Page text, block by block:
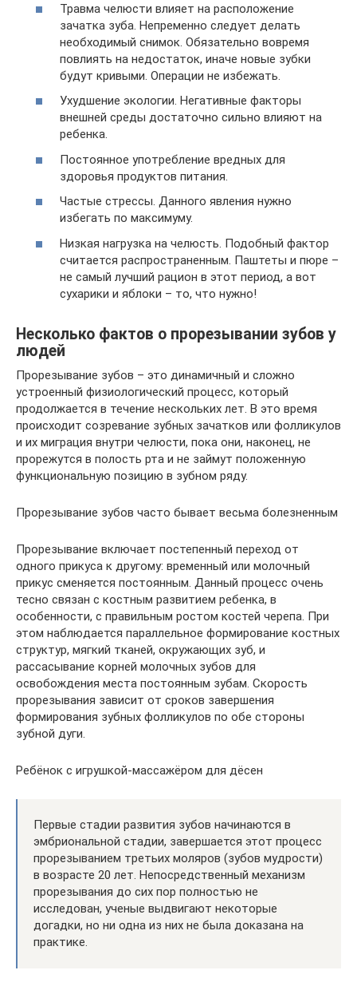
Травма челюсти влияет на расположение
зачатка зуба. Непременно следует делать
необходимый снимок. Обязательно вовремя
повлиять на недостаток, иначе новые зубки
будут кривыми. Операции не избежать.
Ухудшение экологии. Негативные факторы
внешней среды достаточно сильно влияют на
ребенка.
Постоянное употребление вредных для
здоровья продуктов питания.
Частые стрессы. Данного явления нужно
избегать по максимуму.
Низкая нагрузка на челюсть. Подобный фактор
считается распространенным. Паштеты и пюре –
не самый лучший рацион в этот период, а вот
сухарики и яблоки – то, что нужно!
Несколько фактов о прорезывании зубов у
людей
Прорезывание зубов – это динамичный и сложно
устроенный физиологический процесс, который
продолжается в течение нескольких лет. В это время
происходит созревание зубных зачатков или фолликулов
и их миграция внутри челюсти, пока они, наконец, не
прорежутся в полость рта и не займут положенную
функциональную позицию в зубном ряду.
Прорезывание зубов часто бывает весьма болезненным
Прорезывание включает постепенный переход от
одного прикуса к другому: временный или молочный
прикус сменяется постоянным. Данный процесс очень
тесно связан с костным развитием ребенка, в
особенности, с правильным ростом костей черепа. При
этом наблюдается параллельное формирование костных
структур, мягкий тканей, окружающих зуб, и
рассасывание корней молочных зубов для
освобождения места постоянным зубам. Скорость
прорезывания зависит от сроков завершения
формирования зубных фолликулов по обе стороны
зубной дуги.
Ребёнок с игрушкой-массажёром для дёсен
Первые стадии развития зубов начинаются в
эмбриональной стадии, завершается этот процесс
прорезыванием третьих моляров (зубов мудрости)
в возрасте 20 лет. Непосредственный механизм
прорезывания до сих пор полностью не
исследован, ученые выдвигают некоторые
догадки, но ни одна из них не была доказана на
практике.